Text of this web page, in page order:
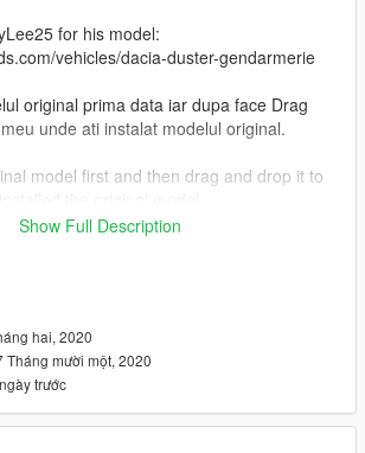
for his model:
vehicles/dacia-duster-gendarmerie
original prima data iar dupa face Drag
unde ati instalat modelul original.
model first and then drag and drop it to
folositi mods folder.
de instalare inauntrul.
installation instructions inside.
Show Full Description
hai, 2020
Tháng mười một, 2020
trước